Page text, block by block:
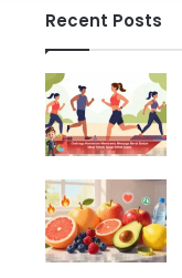
Recent Posts